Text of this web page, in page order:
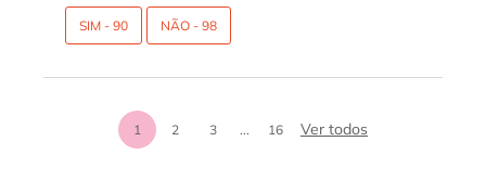
SIM - 90 NÃO - 98
Page 1 of 16. Current page
1 2 3 ... 16 Ver todos